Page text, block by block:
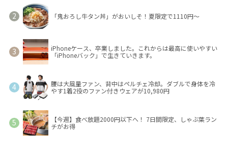
「鬼おろし牛タン丼」がおいしそ！夏限定で1110円～
iPhoneケース、卒業しました。これからは最高に使いやすい
「iPhoneバック」で生きていきます。
腰は大風量ファン、背中はペルチェ冷却。ダブルで身体を冷
やす1着2役のファン付きウェアが10,980円
【今週】食べ放題2000円以下へ！ 7日間限定、しゃぶ葉ラン
チがお得